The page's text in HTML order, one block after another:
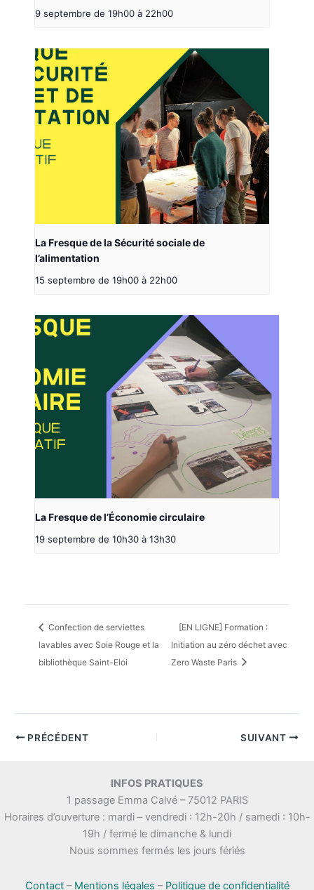
9 septembre de 19h00 à 22h00
La Fresque de la Sécurité sociale de
l’alimentation
15 septembre de 19h00 à 22h00
La Fresque de l’Économie circulaire
19 septembre de 10h30 à 13h30
Confection de serviettes
lavables avec Soie Rouge et la
bibliothèque Saint-Eloi
[EN LIGNE] Formation :
Initiation au zéro déchet avec
Zero Waste Paris
PRÉCÉDENT SUIVANT
INFOS PRATIQUES
1 passage Emma Calvé – 75012 PARIS
Horaires d’ouverture : mardi – vendredi : 12h-20h / samedi : 10h-
19h / fermé le dimanche & lundi
Nous sommes fermés les jours fériés
Contact– Mentions légales – Politique de confidentialité